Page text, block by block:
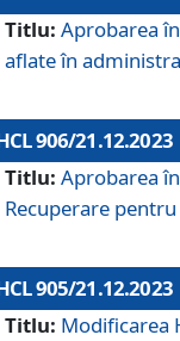
Titlu: Aprobarea
aflate în
906/21.12.2023
Titlu: Aprobarea
Recuperare
905/21.12.2023
Titlu: Modificarea